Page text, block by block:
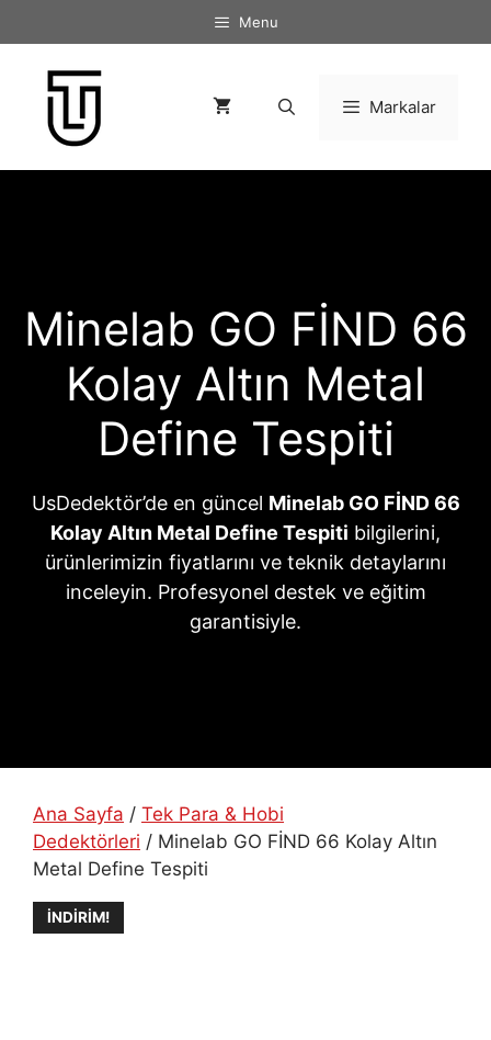
atla
Menu
Markalar
Minelab GO FİND 66
Kolay Altın Metal
Define Tespiti
UsDedektör’de en güncel Minelab GO FİND 66
Kolay Altın Metal Define Tespiti bilgilerini,
ürünlerimizin fiyatlarını ve teknik detaylarını
inceleyin. Profesyonel destek ve eğitim
garantisiyle.
Ana Sayfa / Tek Para & Hobi
Dedektörleri / Minelab GO FİND 66 Kolay Altın
Metal Define Tespiti
İNDIRIM!